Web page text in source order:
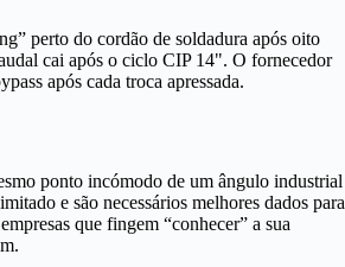
perto do cordão de soldadura após oito
cai após o ciclo CIP 14". O fornecedor
após cada troca apressada.
ponto incómodo de um ângulo industrial
e são necessários melhores dados para
que fingem “conhecer” a sua